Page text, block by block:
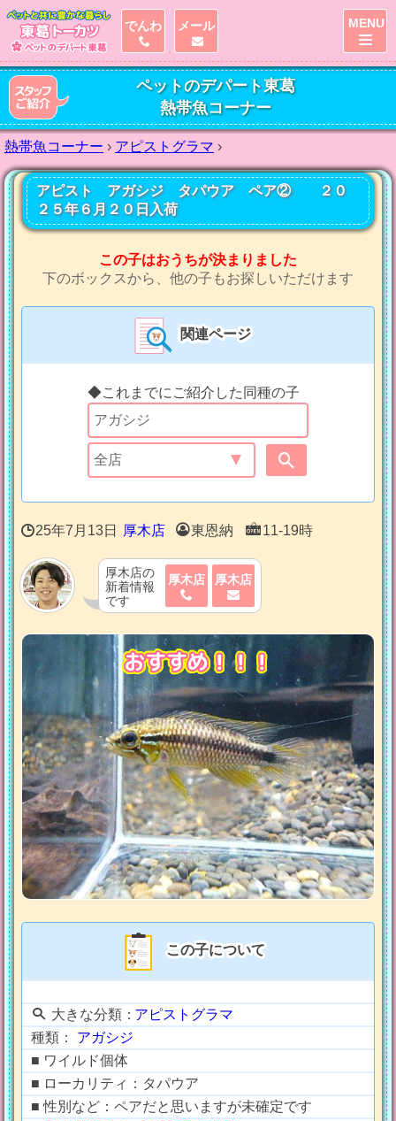
ペットのデパート東葛
熱帯魚コーナー
熱帯魚コーナー › アピストグラマ ›
アピスト アガシジ タパウア ペア② ２０
２５年６月２０日入荷
この子はおうちが決まりました
下のボックスから、他の子もお探しいただけます
関連ページ
◆これまでにご紹介した同種の子
25年7月13日 厚木店 東恩納 11-19時
厚木店の
新着情報
です
厚木店 厚木店
おすすめ！！！
この子について
大きな分類：アピストグラマ
種類： アガシジ
■ ワイルド個体
■ ローカリティ：タパウア
■ 性別など：ペアだと思いますが未確定です
でんわ メール MENU